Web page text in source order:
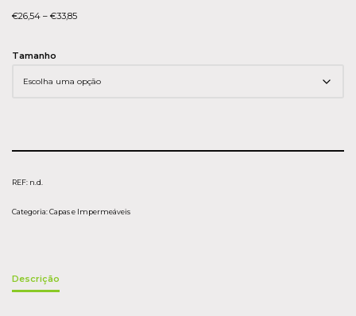
€26,54 – €33,85
Tamanho
REF: n.d.
Categoria:Capas e Impermeáveis
Descrição